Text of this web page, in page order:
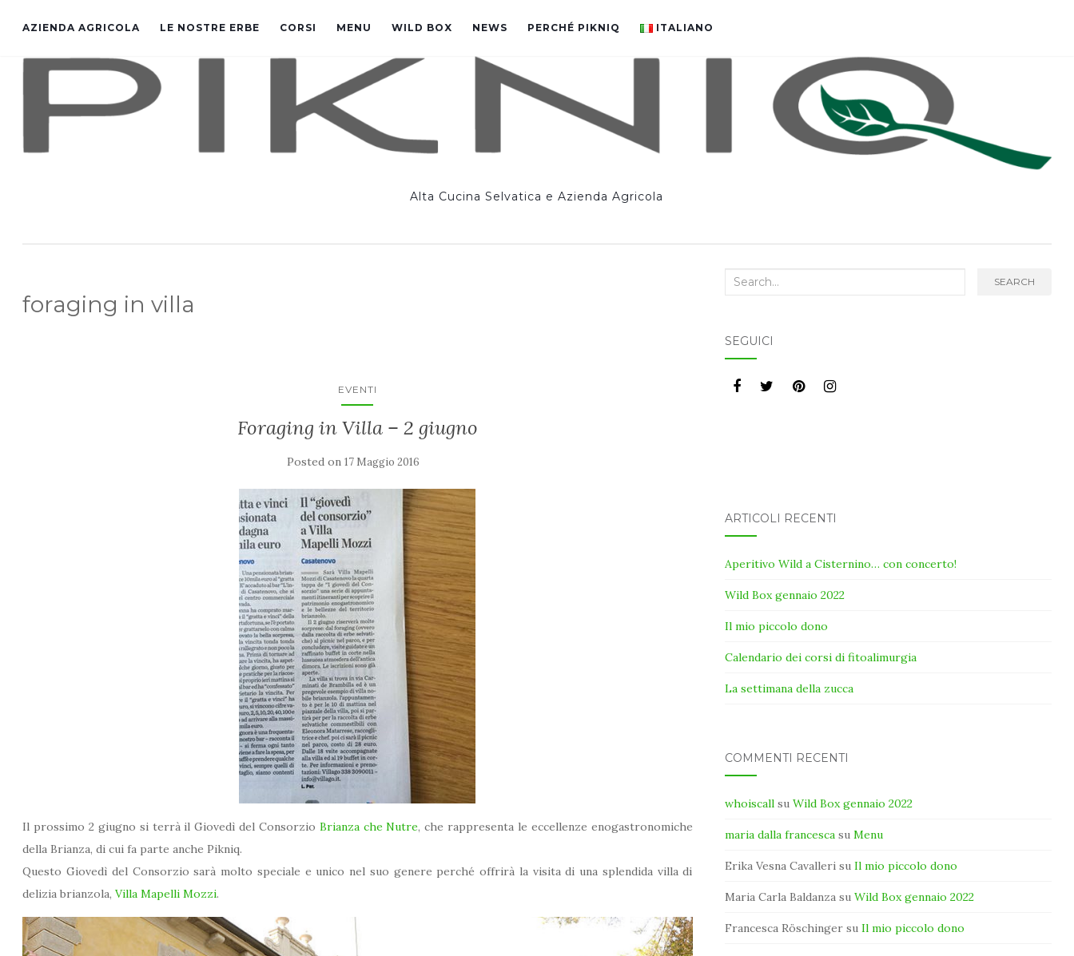
AZIENDA AGRICOLA LE NOSTRE ERBE CORSI MENU WILD BOX NEWS PERCHÉ PIKNIQ ITALIANO
Alta Cucina Selvatica e Azienda Agricola
foraging in villa
EVENTI
Foraging in Villa – 2 giugno
Posted on17 Maggio 2016
Il prossimo 2 giugno si terrà il Giovedì del Consorzio Brianza che Nutre, che rappresenta le eccellenze enogastronomiche
della Brianza, di cui fa parte anche Pikniq.
Questo Giovedì del Consorzio sarà molto speciale e unico nel suo genere perché offrirà la visita di una splendida villa di
delizia brianzola,Villa Mapelli Mozzi.
Search
SEARCH
SEGUICI
ARTICOLI RECENTI
Aperitivo Wild a Cisternino… con concerto!
Wild Box gennaio 2022
Il mio piccolo dono
Calendario dei corsi di fitoalimurgia
La settimana della zucca
COMMENTI RECENTI
whoiscallsu Wild Box gennaio 2022
maria dalla francescasu Menu
Erika Vesna Cavallerisu Il mio piccolo dono
Maria Carla Baldanzasu Wild Box gennaio 2022
Francesca Röschingersu Il mio piccolo dono